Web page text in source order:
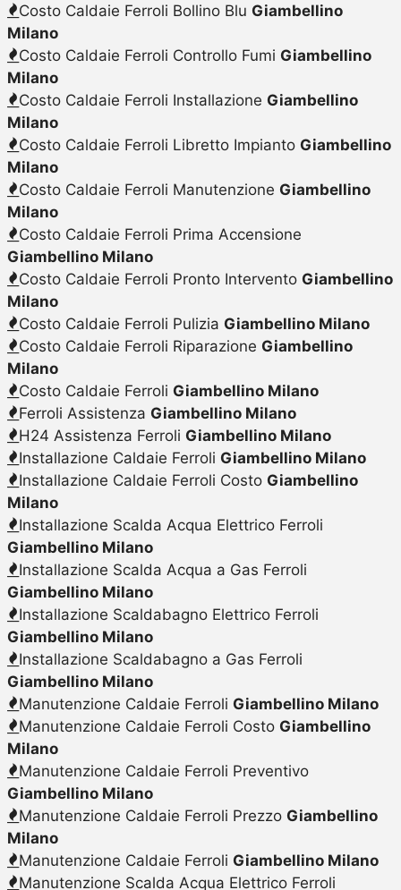
Costo Caldaie Ferroli Bollino Blu Giambellino
Milano
Costo Caldaie Ferroli Controllo Fumi Giambellino
Milano
Costo Caldaie Ferroli Installazione Giambellino
Milano
Costo Caldaie Ferroli Libretto Impianto Giambellino
Milano
Costo Caldaie Ferroli Manutenzione Giambellino
Milano
Costo Caldaie Ferroli Prima Accensione
Giambellino Milano
Costo Caldaie Ferroli Pronto Intervento Giambellino
Milano
Costo Caldaie Ferroli Pulizia Giambellino Milano
Costo Caldaie Ferroli Riparazione Giambellino
Milano
Costo Caldaie Ferroli Giambellino Milano
Ferroli Assistenza Giambellino Milano
H24 Assistenza Ferroli Giambellino Milano
Installazione Caldaie Ferroli Giambellino Milano
Installazione Caldaie Ferroli Costo Giambellino
Milano
Installazione Scalda Acqua Elettrico Ferroli
Giambellino Milano
Installazione Scalda Acqua a Gas Ferroli
Giambellino Milano
Installazione Scaldabagno Elettrico Ferroli
Giambellino Milano
Installazione Scaldabagno a Gas Ferroli
Giambellino Milano
Manutenzione Caldaie Ferroli Giambellino Milano
Manutenzione Caldaie Ferroli Costo Giambellino
Milano
Manutenzione Caldaie Ferroli Preventivo
Giambellino Milano
Manutenzione Caldaie Ferroli Prezzo Giambellino
Milano
Manutenzione Caldaie Ferroli Giambellino Milano
Manutenzione Scalda Acqua Elettrico Ferroli